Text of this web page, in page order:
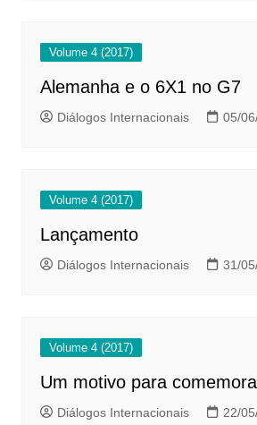
Volume 4 (2017)
Alemanha e o 6X1 no G7
Diálogos Internacionais 05/
Volume 4 (2017)
Lançamento
Diálogos Internacionais 31/
Volume 4 (2017)
Um motivo para
Diálogos Internacionais 22/